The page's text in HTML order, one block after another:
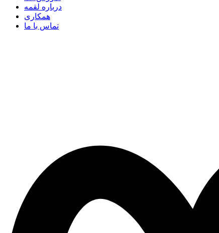
درباره لقمه
همکاری
تماس با ما